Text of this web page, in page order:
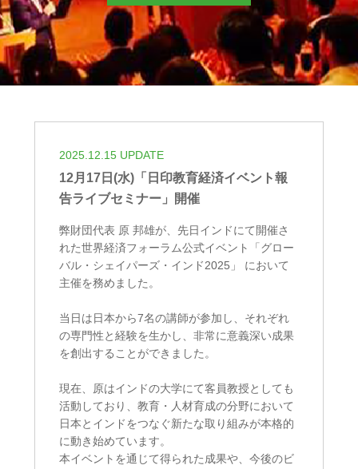
2025.12.15 UPDATE
12月17日(水)「日印教育経済イベント報
告ライブセミナー」開催
弊財団代表 原 邦雄が、先日インドにて開催さ
れた世界経済フォーラム公式イベント「グロー
バル・シェイパーズ・インド2025」 において
主催を務めました。
当日は日本から7名の講師が参加し、それぞれ
の専門性と経験を生かし、非常に意義深い成果
を創出することができました。
現在、原はインドの大学にて客員教授としても
活動しており、教育・人材育成の分野において
日本とインドをつなぐ新たな取り組みが本格的
に動き始めています。
本イベントを通じて得られた成果や、今後のビ